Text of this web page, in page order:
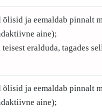
õlisid ja eemaldab pinnalt
aine);
eralduda, tagades
õlisid ja eemaldab pinnalt
aine);